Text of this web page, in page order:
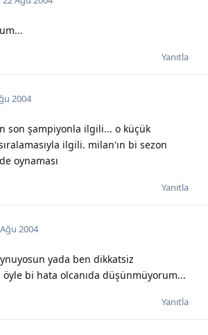
Yanıtla
2004
son şampiyonla ilgili... o küçük
ilgili. milan'ın bi sezon
oynaması
Yanıtla
2004
yada ben dikkatsiz
bi hata olcanıda düşünmüyorum...
Yanıtla